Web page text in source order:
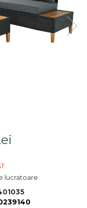
lucratoare